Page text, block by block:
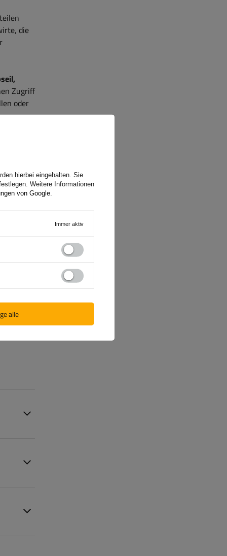
die
Zugriff
oder
sich
hierbei eingehalten. Sie
Weitere Informationen
von Google
Immer aktiv
alle